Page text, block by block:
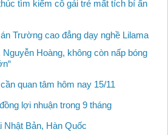
tìm kiếm cô gái trẻ mất tích bí ẩn
Trường cao đẳng dạy nghề Lilama
Hoàng, không còn nấp bóng
quan tâm hôm nay 15/11
lợi nhuận trong 9 tháng
Bản, Hàn Quốc